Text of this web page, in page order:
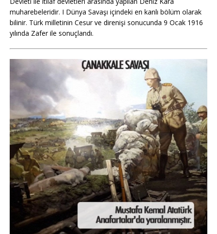
muharebeleridir. I Dünya Savaşı içindeki en kanlı bölüm olarak
bilinir. Türk milletinin Cesur ve direnişi sonucunda 9 Ocak 1916
yılında Zafer ile sonuçlandı.